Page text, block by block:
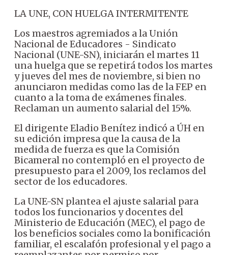
LA UNE, CON HUELGA INTERMITENTE
Los maestros agremiados a la Unión
Nacional de Educadores - Sindicato
Nacional (UNE-SN), iniciarán el martes 11
una huelga que se repetirá todos los martes
y jueves del mes de noviembre, si bien no
anunciaron medidas como las de la FEP en
cuanto a la toma de exámenes finales.
Reclaman un aumento salarial del 15%.
El dirigente Eladio Benítez indicó a ÚH en
su edición impresa que la causa de la
medida de fuerza es que la Comisión
Bicameral no contempló en el proyecto de
presupuesto para el 2009, los reclamos del
sector de los educadores.
La UNE-SN plantea el ajuste salarial para
todos los funcionarios y docentes del
Ministerio de Educación (MEC), el pago de
los beneficios sociales como la bonificación
familiar, el escalafón profesional y el pago a